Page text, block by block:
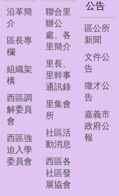
政
府
資
訊
公
開
常
見
問
答
集
沿革簡
介
區長專
欄
組織架
構
西區調
解委員
會
西區強
迫入學
委員會
聯合里
辦公
處、各
里簡介
里長、
里幹事
通訊錄
里集會
所
社區活
動消息
西區各
社區發
展協會
公告
區公所
新聞
文件公
告
徵才公
告
嘉義市
政府公
報